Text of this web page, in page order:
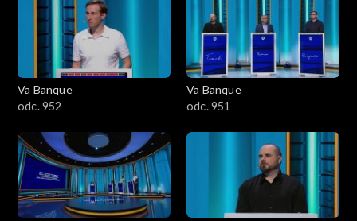
Va Banque
odc. 952
Va Banque
odc. 951